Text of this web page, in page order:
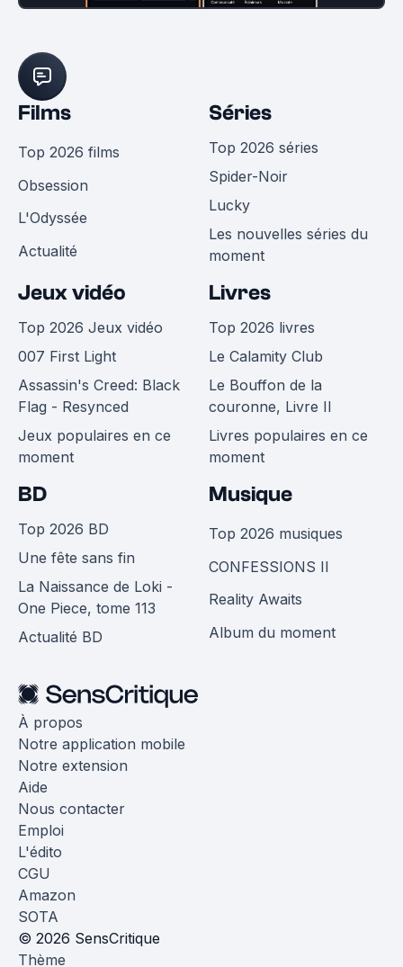
Films
Top 2026 films
Obsession
L'Odyssée
Actualité
Séries
Top 2026 séries
Spider-Noir
Lucky
Les nouvelles séries du
moment
Jeux vidéo
Top 2026 Jeux vidéo
007 First Light
Assassin's Creed: Black
Flag - Resynced
Jeux populaires en ce
moment
Livres
Top 2026 livres
Le Calamity Club
Le Bouffon de la
couronne, Livre II
Livres populaires en ce
moment
BD
Top 2026 BD
Une fête sans fin
La Naissance de Loki -
One Piece, tome 113
Actualité BD
Musique
Top 2026 musiques
CONFESSIONS II
Reality Awaits
Album du moment
À propos
Notre application mobile
Notre extension
Aide
Nous contacter
Emploi
L'édito
CGU
Amazon
SOTA
© 2026 SensCritique
Thème